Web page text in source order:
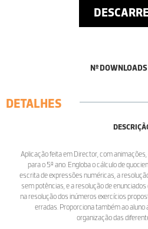
Nº DOWNLOADS
DETALHES
Aplicação feita em Director, com
para o 5º ano. Engloba o cálculo de
escrita de expressões numéricas, a
sem potências, e a resolução de
na resolução dos inúmeros exercícios
erradas. Proporciona também ao
organização das